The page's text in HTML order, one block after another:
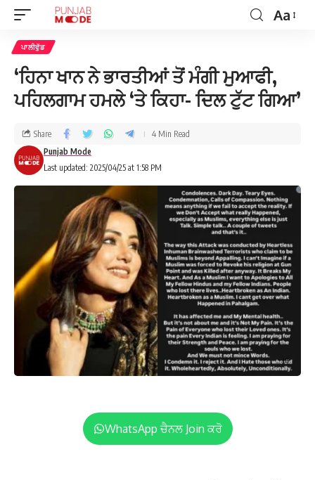
Aa
ਪਾਲੀਵੁੱਡ
‘ਹਿਨਾ ਖਾਨ ਨੇ ਭਾਰਤੀਆਂ ਤੋਂ ਮੰਗੀ ਮੁਆਫੀ,
ਪਹਿਲਗਾਮ ਹਮਲੇ ‘ਤੇ ਕਿਹਾ- ਦਿਲ ਟੁੱਟ ਗਿਆ’
Last updated: 2025/04/25 at 1:58 PM
Punjab Mode
Share 4 Min Read
WhatsApp ਚੈਨਲ Join ਕਰੋ